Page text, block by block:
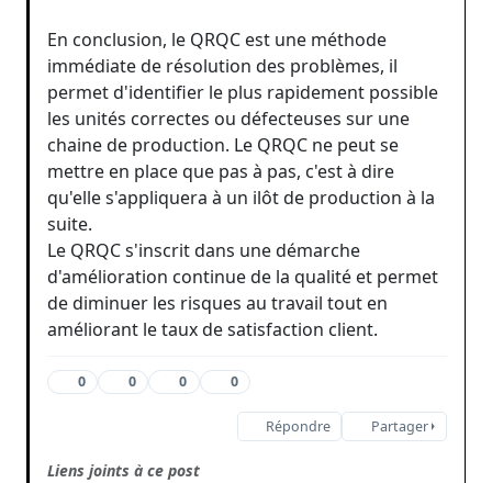
En conclusion, le QRQC est une méthode
immédiate de résolution des problèmes, il
permet d'identifier le plus rapidement possible
les unités correctes ou défecteuses sur une
chaine de production. Le QRQC ne peut se
mettre en place que pas à pas, c'est à dire
qu'elle s'appliquera à un ilôt de production à la
suite.
Le QRQC s'inscrit dans une démarche
d'amélioration continue de la qualité et permet
de diminuer les risques au travail tout en
améliorant le taux de satisfaction client.
0 0 0 0
Répondre Partager
Liens joints à ce post